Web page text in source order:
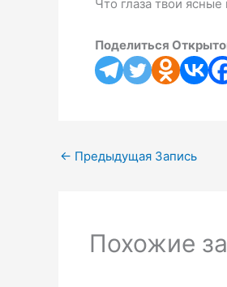
Что глаза твои
Поделиться
← Предыдущая Запись
Похожие